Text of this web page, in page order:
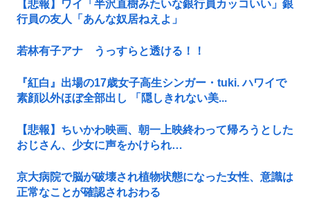
【悲報】ワイ「半沢直樹みたいな銀行員カッコいい」銀
行員の友人「あんな奴居ねえよ」
若林有子アナ うっすらと透ける！！
『紅白』出場の17歳女子高生シンガー・tuki. ハワイで
素顔以外ほぼ全部出し 「隠しきれない美...
【悲報】ちいかわ映画、朝一上映終わって帰ろうとした
おじさん、少女に声をかけられ…
京大病院で脳が破壊され植物状態になった女性、意識は
正常なことが確認されおわる